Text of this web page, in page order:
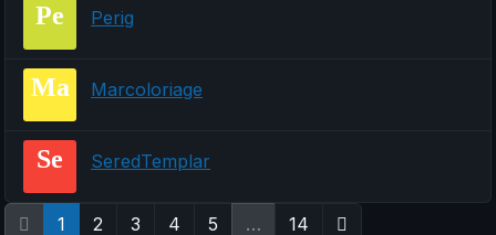
Pe Perig
Ma Marcoloriage
Se SeredTemplar
1 2 3 4 5 … 14